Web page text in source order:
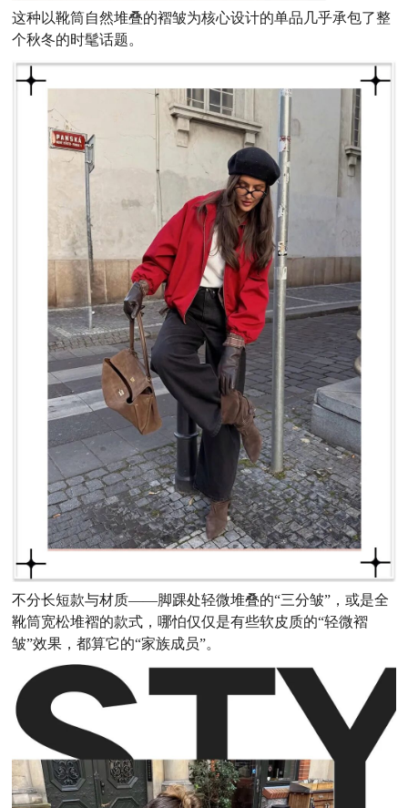
这种以靴筒自然堆叠的褶皱为核心设计的单品几乎承包了整
个秋冬的时髦话题。
不分长短款与材质——脚踝处轻微堆叠的“三分皱”，或是全
靴筒宽松堆褶的款式，哪怕仅仅是有些软皮质的“轻微褶
皱”效果，都算它的“家族成员”。